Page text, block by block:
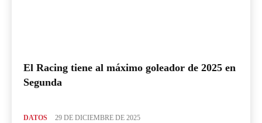
El Racing tiene al máximo goleador de 2025 en
Segunda
DATOS 29 DE DICIEMBRE DE 2025